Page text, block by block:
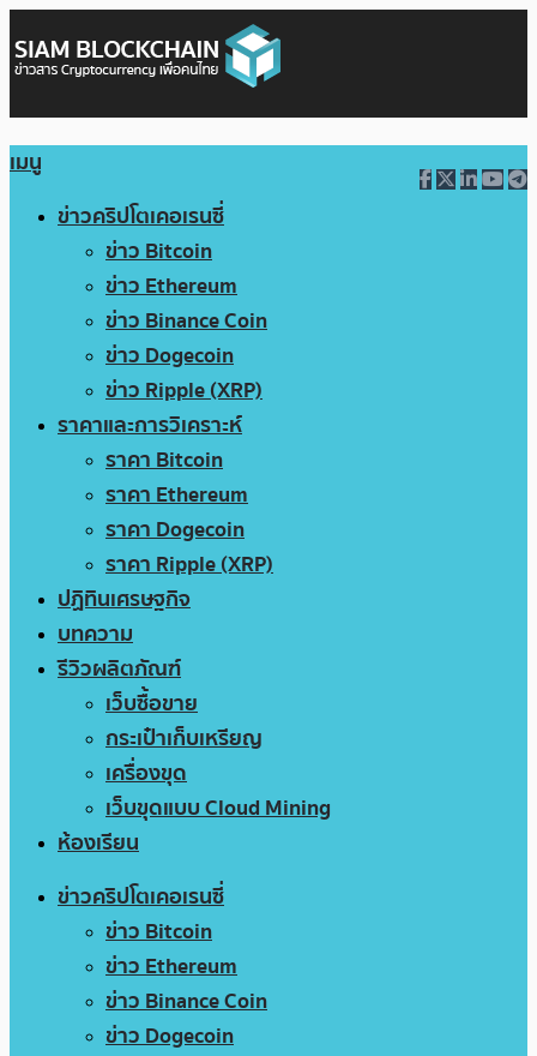
เมนู
ข่าวคริปโตเคอเรนซี่
ข่าว Bitcoin
ข่าว Ethereum
ข่าว Binance Coin
ข่าว Dogecoin
ข่าว Ripple (XRP)
ราคาและการวิเคราะห์
ราคา Bitcoin
ราคา Ethereum
ราคา Dogecoin
ราคา Ripple (XRP)
ปฏิทินเศรษฐกิจ
บทความ
รีวิวผลิตภัณฑ์
เว็บซื้อขาย
กระเป๋าเก็บเหรียญ
เครื่องขุด
เว็บขุดแบบ Cloud Mining
ห้องเรียน
ข่าวคริปโตเคอเรนซี่
ข่าว Bitcoin
ข่าว Ethereum
ข่าว Binance Coin
ข่าว Dogecoin